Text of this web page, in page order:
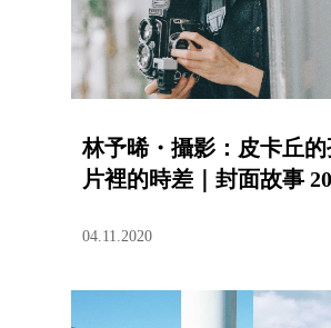
林予晞・攝影：皮卡丘
片裡的時差｜封面故事
04.11.2020